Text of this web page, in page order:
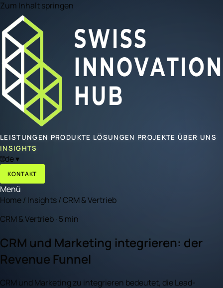
Zum Inhalt springen
LEISTUNGEN PRODUKTE LÖSUNGEN PROJEKTE ÜBER UNS
INSIGHTS
🌐de▾
KONTAKT
Menü
Home/ Insights/CRM & Vertrieb
CRM & Vertrieb · 5 min
CRM und Marketing integrieren: der
Revenue Funnel
CRM und Marketing zu integrieren bedeutet, die Lead-